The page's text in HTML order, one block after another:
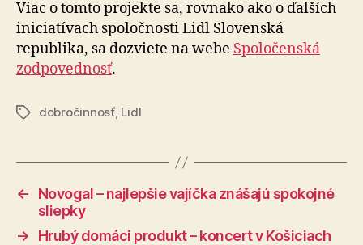
Viac o tomto projekte sa, rovnako ako o ďalších
iniciatívach spoločnosti Lidl Slovenská
republika, sa dozviete na webe Spoločenská
zodpovednosť.
Značkydobročinnosť, Lidl
←
Novogal – najlepšie vajíčka znášajú spokojné
sliepky
→
Hrubý domáci produkt – koncert v Košiciach